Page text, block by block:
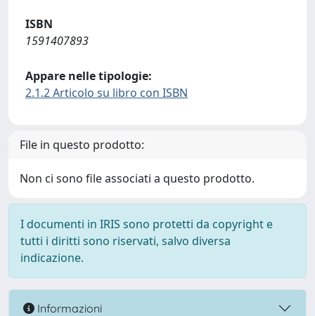
ISBN
1591407893
Appare nelle tipologie:
2.1.2 Articolo su libro con ISBN
File in questo prodotto:
Non ci sono file associati a questo prodotto.
I documenti in IRIS sono protetti da copyright e
tutti i diritti sono riservati, salvo diversa
indicazione.
Informazioni